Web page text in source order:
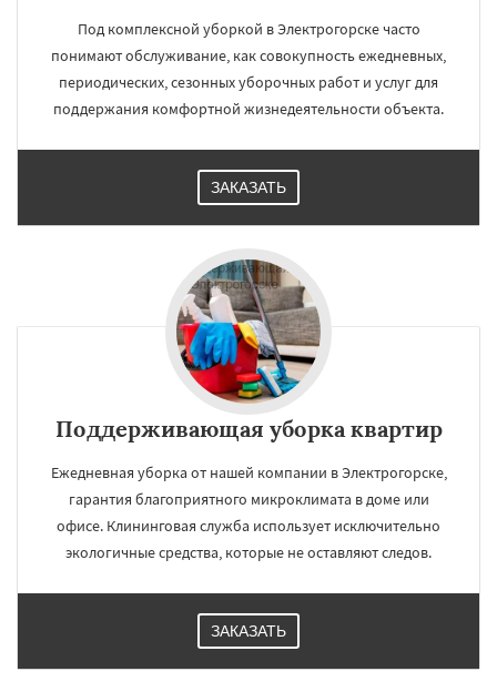
Под комплексной уборкой в Электрогорске часто
понимают обслуживание, как совокупность ежедневных,
периодических, сезонных уборочных работ и услуг для
поддержания комфортной жизнедеятельности объекта.
ЗАКАЗАТЬ
Поддерживающая уборка квартир
Ежедневная уборка от нашей компании в Электрогорске,
гарантия благоприятного микроклимата в доме или
офисе. Клининговая служба использует исключительно
экологичные средства, которые не оставляют следов.
ЗАКАЗАТЬ